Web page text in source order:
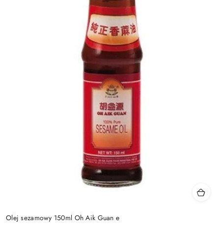
Olej sezamowy 150ml Oh Aik Guan e